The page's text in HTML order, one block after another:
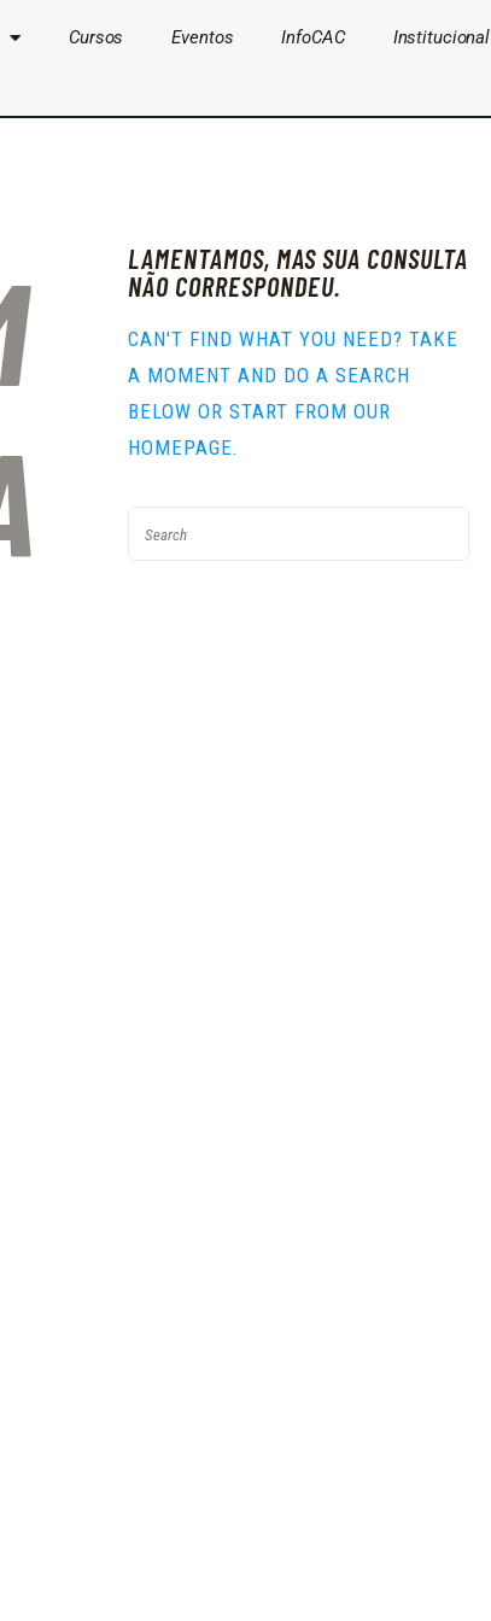
Cursos Eventos InfoCAC Institucional
INFOCAC
INSTITUCIONAL
ENTRAR
LAMENTAMOS, MAS SUA CONSULTA
NÃO CORRESPONDEU.
CAN'T FIND WHAT YOU NEED? TAKE
A MOMENT AND DO A SEARCH
BELOW OR START FROMOUR
HOMEPAGE.